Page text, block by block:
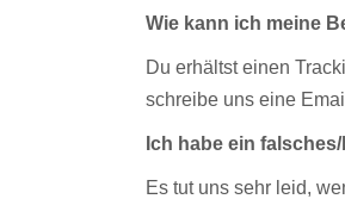
Wie kann ich meine
Du erhältst einen
schreibe uns eine
Ich habe ein
Es tut uns sehr leid,